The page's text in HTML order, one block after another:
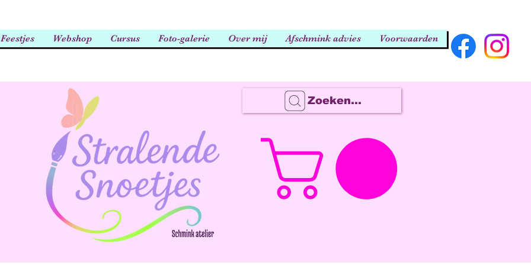
Feestjes Webshop Cursus Foto-galerie Over mij Afschmink advies Voorwaarden
Zoeken...